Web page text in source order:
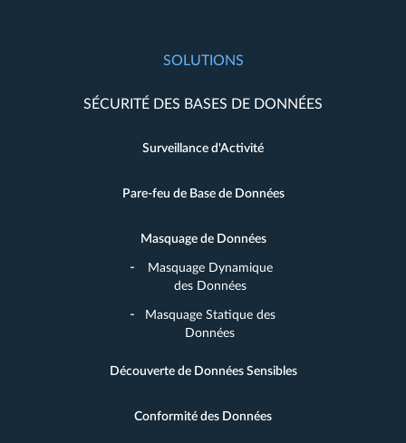
SOLUTIONS
SÉCURITÉ DES BASES DE DONNÉES
Surveillance d'Activité
Pare-feu de Base de Données
Masquage de Données
Masquage Dynamique
des Données
Masquage Statique des
Données
Découverte de Données Sensibles
Conformité des Données